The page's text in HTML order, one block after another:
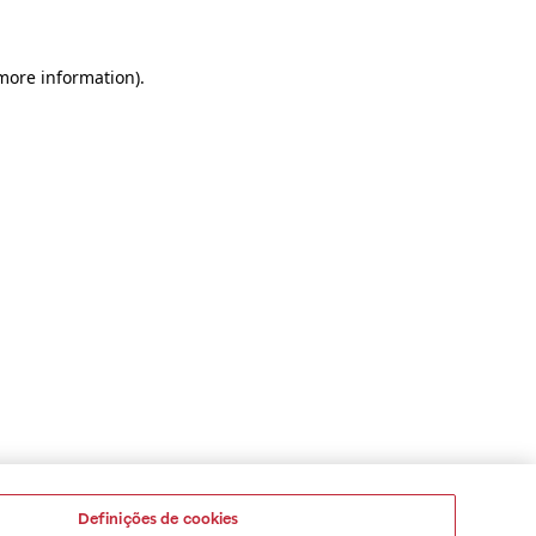
information).
Definições de cookies